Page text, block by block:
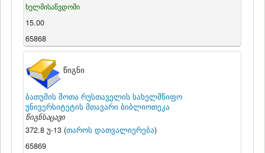
ხელმისაწვდომი
15.00
65868
წიგნი
ბათუმის შოთა რუსთაველის სახელმწიფო
უნივერსიტეტის მთავარი ბიბლიოთეკა
წიგნსაცავი
372.8 უ-13 (თაროს დათვალიერება)
65869